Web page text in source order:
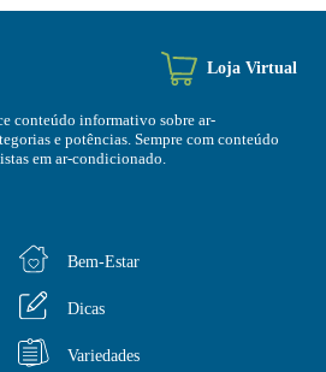
Loja Virtual
conteúdo informativo sobre ar-
e potências. Sempre com conteúdo
em ar-condicionado.
Bem-Estar
Dicas
Variedades